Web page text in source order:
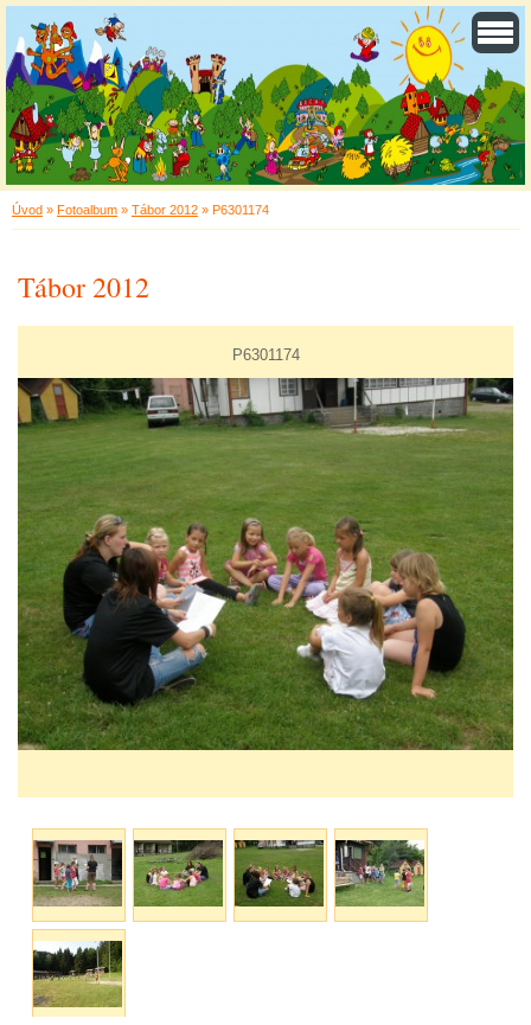
Úvod » Fotoalbum » Tábor 2012 » P6301174
Tábor 2012
P6301174